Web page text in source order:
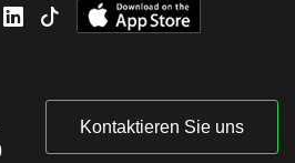
Kontaktieren Sie uns